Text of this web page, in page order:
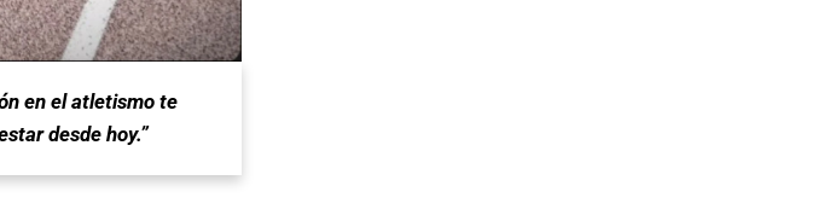
en el atletismo te
desde hoy.”